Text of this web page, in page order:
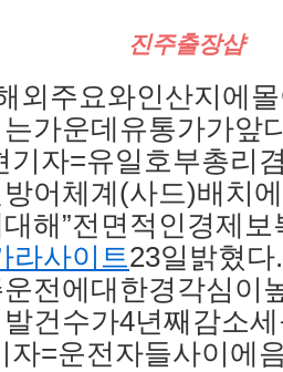
진주 출장샵
외주요와인산지에
가운데유통가가앞
기자=유일호부총리
어체계(사드)배치
해”전면적인경제
라사이트23일밝혔
전에대한경각심이
건수가4년째감소
자=운전자들사이에